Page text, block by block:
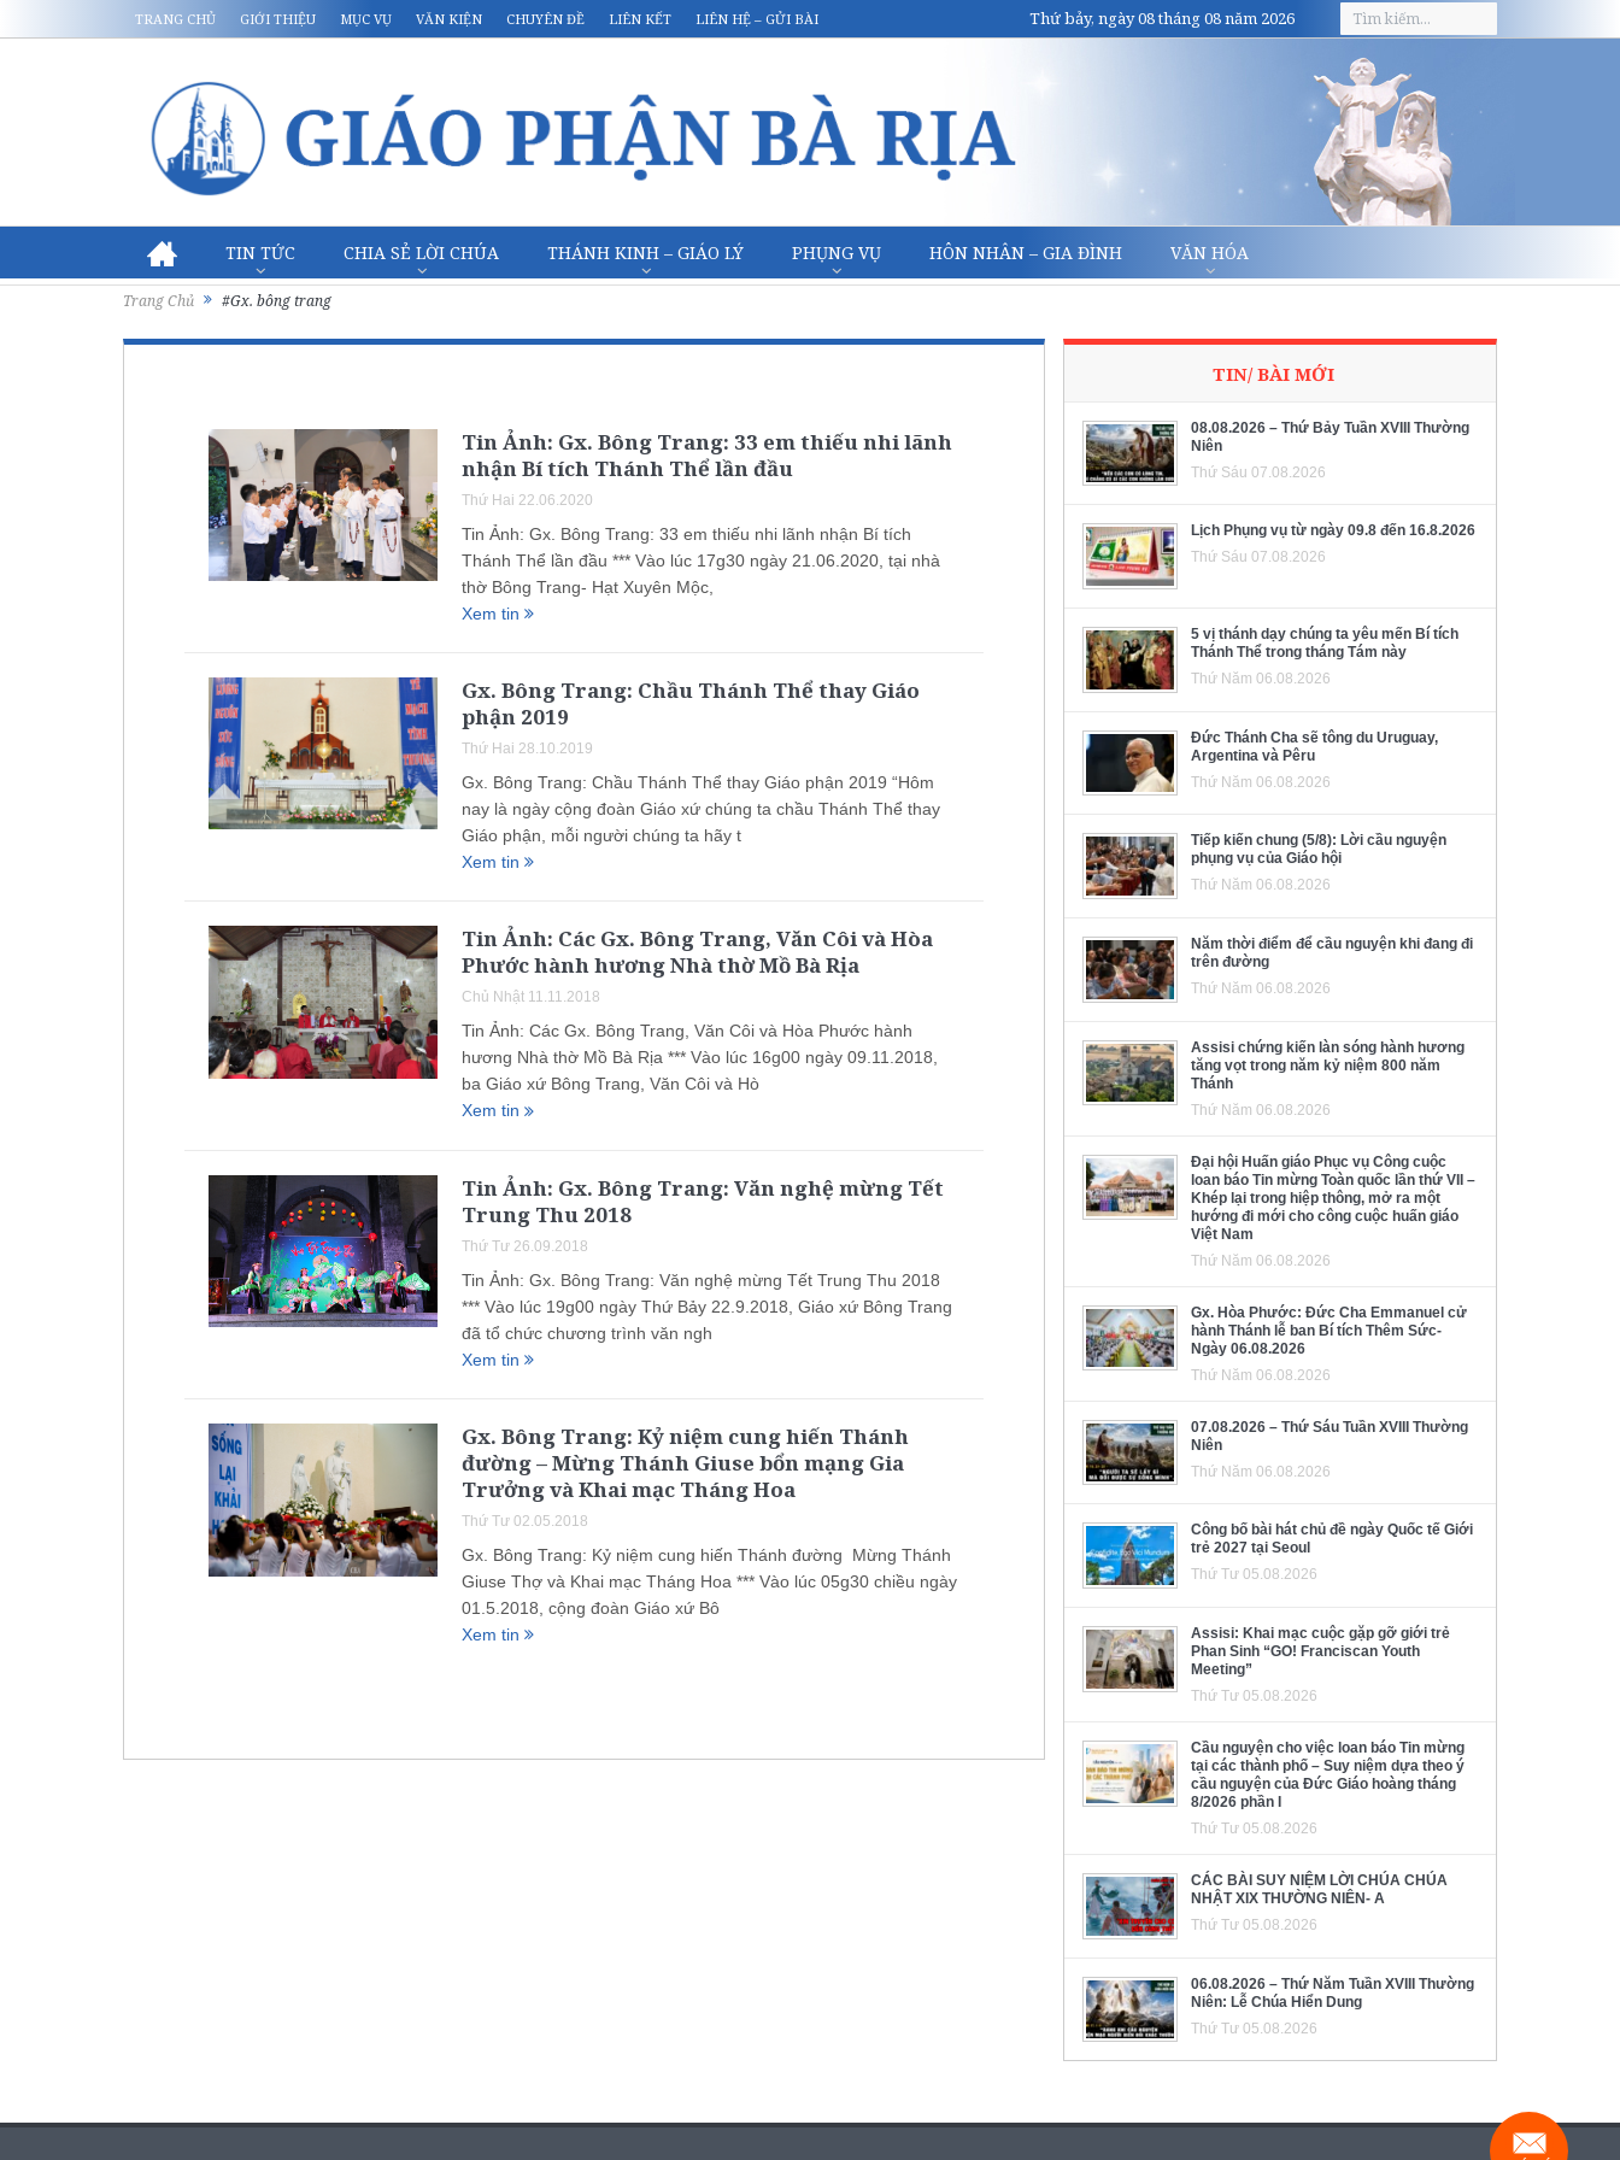
TRANG CHỦ GIỚI THIỆU MỤC VỤ VĂN KIỆN CHUYÊN ĐỀ LIÊN KẾT LIÊN HỆ – GỬI BÀI Thứ bảy, ngày 08 tháng 08 năm 2026
TIN TỨC CHIA SẺ LỜI CHÚA THÁNH KINH – GIÁO LÝ PHỤNG VỤ HÔN NHÂN – GIA ĐÌNH VĂN HÓA
Trang Chủ #Gx. bông trang
Tin Ảnh: Gx. Bông Trang: 33 em thiếu nhi lãnh
nhận Bí tích Thánh Thể lần đầu
Thứ Hai 22.06.2020
Tin Ảnh: Gx. Bông Trang: 33 em thiếu nhi lãnh nhận Bí tích
Thánh Thể lần đầu *** Vào lúc 17g30 ngày 21.06.2020, tại nhà
thờ Bông Trang- Hạt Xuyên Mộc,
Xem tin
Gx. Bông Trang: Chầu Thánh Thể thay Giáo
phận 2019
Thứ Hai 28.10.2019
Gx. Bông Trang: Chầu Thánh Thể thay Giáo phận 2019 “Hôm
nay là ngày cộng đoàn Giáo xứ chúng ta chầu Thánh Thể thay
Giáo phận, mỗi người chúng ta hãy t
Xem tin
Tin Ảnh: Các Gx. Bông Trang, Văn Côi và Hòa
Phước hành hương Nhà thờ Mồ Bà Rịa
Chủ Nhật 11.11.2018
Tin Ảnh: Các Gx. Bông Trang, Văn Côi và Hòa Phước hành
hương Nhà thờ Mồ Bà Rịa *** Vào lúc 16g00 ngày 09.11.2018,
ba Giáo xứ Bông Trang, Văn Côi và Hò
Xem tin
Tin Ảnh: Gx. Bông Trang: Văn nghệ mừng Tết
Trung Thu 2018
Thứ Tư 26.09.2018
Tin Ảnh: Gx. Bông Trang: Văn nghệ mừng Tết Trung Thu 2018
*** Vào lúc 19g00 ngày Thứ Bảy 22.9.2018, Giáo xứ Bông Trang
đã tổ chức chương trình văn ngh
Xem tin
Gx. Bông Trang: Kỷ niệm cung hiến Thánh
đường – Mừng Thánh Giuse bổn mạng Gia
Trưởng và Khai mạc Tháng Hoa
Thứ Tư 02.05.2018
Gx. Bông Trang: Kỷ niệm cung hiến Thánh đường Mừng Thánh
Giuse Thợ và Khai mạc Tháng Hoa *** Vào lúc 05g30 chiều ngày
01.5.2018, cộng đoàn Giáo xứ Bô
Xem tin
TIN/ BÀI MỚI
08.08.2026 – Thứ Bảy Tuần XVIII Thường
Niên
Thứ Sáu 07.08.2026
Lịch Phụng vụ từ ngày 09.8 đến 16.8.2026
Thứ Sáu 07.08.2026
5 vị thánh dạy chúng ta yêu mến Bí tích
Thánh Thể trong tháng Tám này
Thứ Năm 06.08.2026
Đức Thánh Cha sẽ tông du Uruguay,
Argentina và Pêru
Thứ Năm 06.08.2026
Tiếp kiến chung (5/8): Lời cầu nguyện
phụng vụ của Giáo hội
Thứ Năm 06.08.2026
Năm thời điểm để cầu nguyện khi đang đi
trên đường
Thứ Năm 06.08.2026
Assisi chứng kiến làn sóng hành hương
tăng vọt trong năm kỷ niệm 800 năm
Thánh
Thứ Năm 06.08.2026
Đại hội Huấn giáo Phục vụ Công cuộc
loan báo Tin mừng Toàn quốc lần thứ VII –
Khép lại trong hiệp thông, mở ra một
hướng đi mới cho công cuộc huấn giáo
Việt Nam
Thứ Năm 06.08.2026
Gx. Hòa Phước: Đức Cha Emmanuel cử
hành Thánh lễ ban Bí tích Thêm Sức-
Ngày 06.08.2026
Thứ Năm 06.08.2026
07.08.2026 – Thứ Sáu Tuần XVIII Thường
Niên
Thứ Năm 06.08.2026
Công bố bài hát chủ đề ngày Quốc tế Giới
trẻ 2027 tại Seoul
Thứ Tư 05.08.2026
Assisi: Khai mạc cuộc gặp gỡ giới trẻ
Phan Sinh “GO! Franciscan Youth
Meeting”
Thứ Tư 05.08.2026
Cầu nguyện cho việc loan báo Tin mừng
tại các thành phố – Suy niệm dựa theo ý
cầu nguyện của Đức Giáo hoàng tháng
8/2026 phần I
Thứ Tư 05.08.2026
CÁC BÀI SUY NIỆM LỜI CHÚA CHÚA
NHẬT XIX THƯỜNG NIÊN- A
Thứ Tư 05.08.2026
06.08.2026 – Thứ Năm Tuần XVIII Thường
Niên: Lễ Chúa Hiển Dung
Thứ Tư 05.08.2026